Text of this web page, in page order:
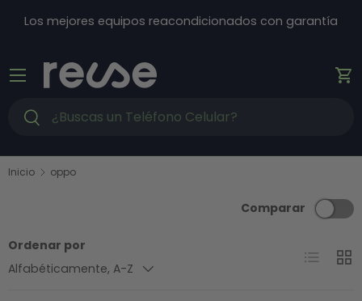
Ir al contenido
Los mejores equipos reacondicionados con garantía
Buscar
Buscar
Menú
Inicio oppo
Ordenar por
Alfabéticamente, A-Z
Comparar
Lista